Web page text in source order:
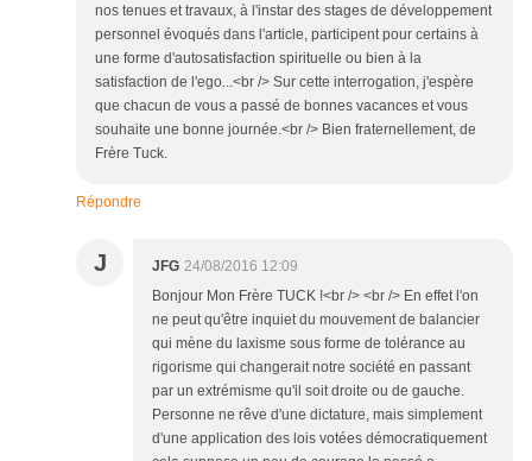
nos tenues et travaux, à l'instar des stages de développement
personnel évoqués dans l'article, participent pour certains à
une forme d'autosatisfaction spirituelle ou bien à la
satisfaction de l'ego...<br /> Sur cette interrogation, j'espère
que chacun de vous a passé de bonnes vacances et vous
souhaite une bonne journée.<br /> Bien fraternellement, de
Frère Tuck.
Répondre
J JFG 24/08/2016 12:09
Bonjour Mon Frère TUCK !<br /> <br /> En effet l'on
ne peut qu'être inquiet du mouvement de balancier
qui mène du laxisme sous forme de tolérance au
rigorisme qui changerait notre société en passant
par un extrémisme qu'il soit droite ou de gauche.
Personne ne rêve d'une dictature, mais simplement
d'une application des lois votées démocratiquement